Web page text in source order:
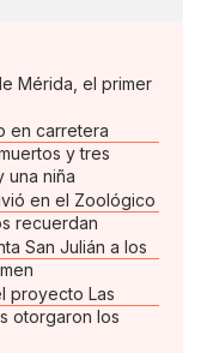
Mérida, el primer
en carretera
y tres
una niña
en el Zoológico
recuerdan
San Julián a los
proyecto Las
otorgaron los